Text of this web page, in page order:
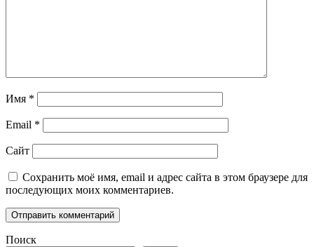
Имя *
Email *
Сайт
Сохранить моё имя, email и адрес сайта в этом браузере для
последующих моих комментариев.
Поиск